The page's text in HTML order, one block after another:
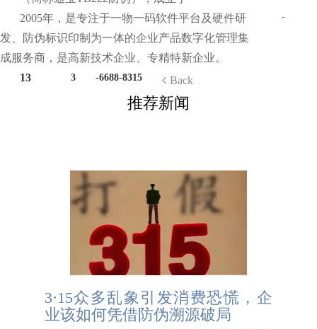
2005年，是专注于一物一码软件平台及硬件研
发、防伪标识印制为一体的企业产品数字化管理集
成服务商，是高新技术企业、专精特新企业。
13
3 -6688-8315 Back
-
推荐新闻
3·15众多乱象引发消费恐慌，企
业该如何凭借防伪溯源破局